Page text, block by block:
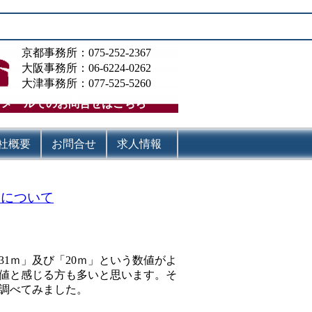
京都事務所：075-252-2367
大阪事務所：06-6224-0262
大津事務所：077-525-5260
メールでのお問合せはこちら
概要 お問合せ
求人情報
ついて
ｍ」及び「20ｍ」という数値がよ
と感じる方も多いと思います。そ
べてみました。